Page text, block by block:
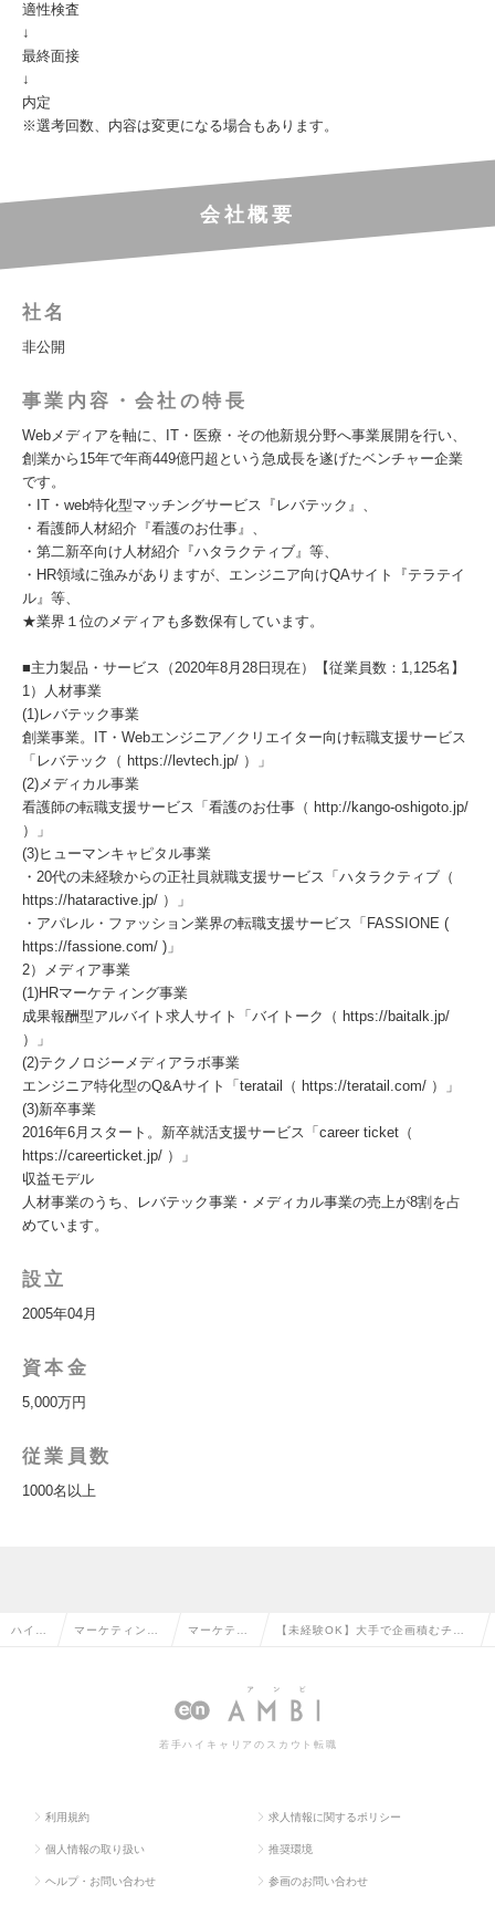
適性検査
↓
最終面接
↓
内定
※選考回数、内容は変更になる場合もあります。
会社概要
社名
非公開
事業内容・会社の特長
Webメディアを軸に、IT・医療・その他新規分野へ事業展開を行い、
創業から15年で年商449億円超という急成長を遂げたベンチャー企業
です。
・IT・web特化型マッチングサービス『レバテック』、
・看護師人材紹介『看護のお仕事』、
・第二新卒向け人材紹介『ハタラクティブ』等、
・HR領域に強みがありますが、エンジニア向けQAサイト『テラテイ
ル』等、
★業界１位のメディアも多数保有しています。
■主力製品・サービス（2020年8月28日現在）【従業員数：1,125名】
1）人材事業
(1)レバテック事業
創業事業。IT・Webエンジニア／クリエイター向け転職支援サービス
「レバテック（ https://levtech.jp/ ）」
(2)メディカル事業
看護師の転職支援サービス「看護のお仕事（ http://kango-oshigoto.jp/
）」
(3)ヒューマンキャピタル事業
・20代の未経験からの正社員就職支援サービス「ハタラクティブ（
https://hataractive.jp/ ）」
・アパレル・ファッション業界の転職支援サービス「FASSIONE (
https://fassione.com/ )」
2）メディア事業
(1)HRマーケティング事業
成果報酬型アルバイト求人サイト「バイトーク（ https://baitalk.jp/
）」
(2)テクノロジーメディアラボ事業
エンジニア特化型のQ&Aサイト「teratail（ https://teratail.com/ ）」
(3)新卒事業
2016年6月スタート。新卒就活支援サービス「career ticket（
https://careerticket.jp/ ）」
収益モデル
人材事業のうち、レバテック事業・メディカル事業の売上が8割を占
めています。
設立
2005年04月
資本金
5,000万円
従業員数
1000名以上
ハイク マーケティン マーケティ
企画の転職
【未経験OK】大手で企画積むチャ
って仕事ができる🔶の求人情報
若手ハイキャリアのスカウト転職
利用規約 求人情報に関するポリシー
個人情報の取り扱い 推奨環境
ヘルプ・お問い合わせ 参画のお問い合わせ